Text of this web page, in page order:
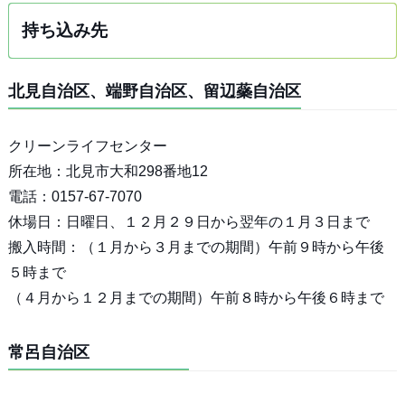
持ち込み先
北見自治区、端野自治区、留辺蘂自治区
クリーンライフセンター
所在地：北見市大和298番地12
電話：0157-67-7070
休場日：日曜日、１２月２９日から翌年の１月３日まで
搬入時間：（１月から３月までの期間）午前９時から午後
５時まで
（４月から１２月までの期間）午前８時から午後６時まで
常呂自治区